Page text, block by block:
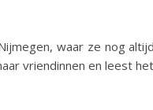
waar ze nog
vriendinnen en leest